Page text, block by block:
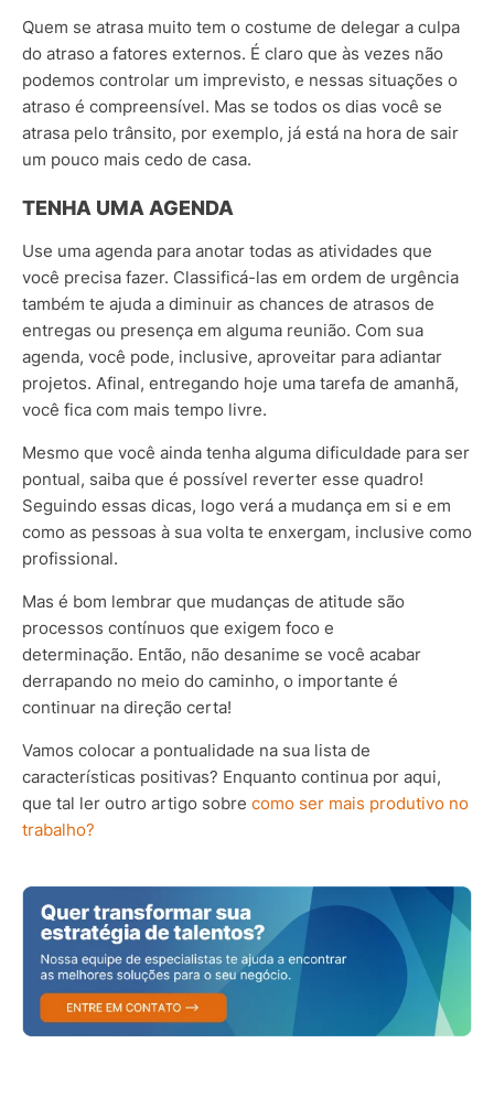
Quem se atrasa muito tem o costume de delegar a culpa
do atraso a fatores externos. É claro que às vezes não
podemos controlar um imprevisto, e nessas situações o
atraso é compreensível. Mas se todos os dias você se
atrasa pelo trânsito, por exemplo, já está na hora de sair
um pouco mais cedo de casa.
TENHA UMA AGENDA
Use uma agenda para anotar todas as atividades que
você precisa fazer. Classificá-las em ordem de urgência
também te ajuda a diminuir as chances de atrasos de
entregas ou presença em alguma reunião. Com sua
agenda, você pode, inclusive, aproveitar para adiantar
projetos. Afinal, entregando hoje uma tarefa de amanhã,
você fica com mais tempo livre.
Mesmo que você ainda tenha alguma dificuldade para ser
pontual, saiba que é possível reverter esse quadro!
Seguindo essas dicas, logo verá a mudança em si e em
como as pessoas à sua volta te enxergam, inclusive como
profissional.
Mas é bom lembrar que mudanças de atitude são
processos contínuos que exigem foco e
determinação. Então, não desanime se você acabar
derrapando no meio do caminho, o importante é
continuar na direção certa!
Vamos colocar a pontualidade na sua lista de
características positivas? Enquanto continua por aqui,
que tal ler outro artigo sobre como ser mais produtivo no
trabalho?